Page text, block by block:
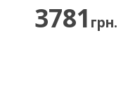
3781 грн.